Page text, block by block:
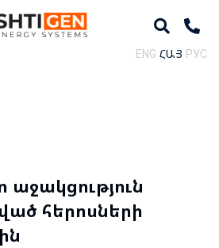
ENG ՀԱՅ РУС
հերոսների